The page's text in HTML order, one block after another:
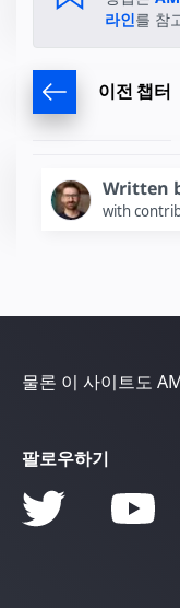
라인를 참
이전 챕터
Written
with
물론 이 사이트도
팔로우하기